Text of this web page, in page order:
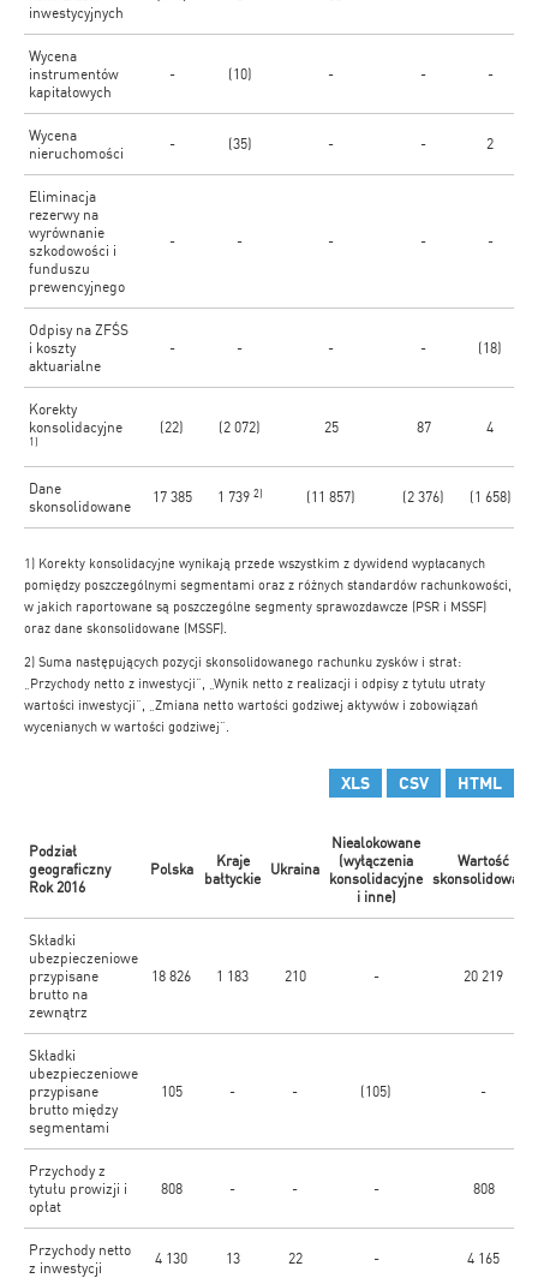
inwestycyjnych
Wycena
instrumentów
kapitałowych
- (10) - - -
Wycena
nieruchomości
- (35) - - 2
Eliminacja
rezerwy na
wyrównanie
szkodowości i
funduszu
prewencyjnego
- - - - -
Odpisy na ZFŚS
i koszty
aktuarialne
- - - - (18)
Korekty
konsolidacyjne
1)
(22) (2 072) 25 87 4
Dane
skonsolidowane
17 385 1 739 2) (11 857) (2 376) (1 658)
1) Korekty konsolidacyjne wynikają przede wszystkim z dywidend wypłacanych
pomiędzy poszczególnymi segmentami oraz z różnych standardów rachunkowości,
w jakich raportowane są poszczególne segmenty sprawozdawcze (PSR i MSSF)
oraz dane skonsolidowane (MSSF).
2) Suma następujących pozycji skonsolidowanego rachunku zysków i strat:
„Przychody netto z inwestycji”, „Wynik netto z realizacji i odpisy z tytułu utraty
wartości inwestycji”, „Zmiana netto wartości godziwej aktywów i zobowiązań
wycenianych w wartości godziwej”.
XLS CSV HTML
Podział
geograficzny
Rok 2016
Polska
Kraje
bałtyckie
Ukraina
Niealokowane
(wyłączenia
konsolidacyjne
i inne)
Wartość
skonsolidowana
Składki
ubezpieczeniowe
przypisane
brutto na
zewnątrz
18 826 1 183 210 - 20 219
Składki
ubezpieczeniowe
przypisane
brutto między
segmentami
105 - - (105) -
Przychody z
tytułu prowizji i
opłat
808 - - - 808
Przychody netto
z inwestycji
4 130 13 22 - 4 165